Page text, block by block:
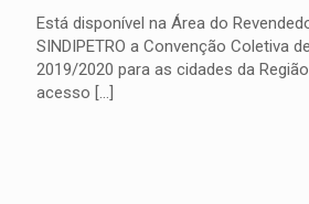
Está disponível na Área do
SINDIPETRO a Convenção Coletiva
2019/2020 para as cidades da
acesso […]